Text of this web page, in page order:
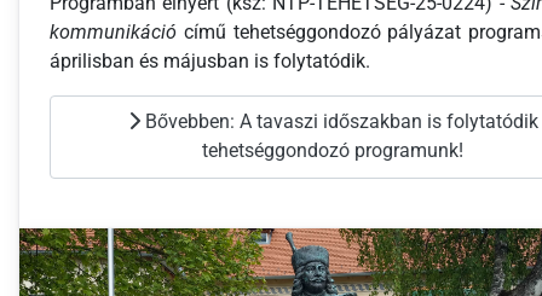
kommunikáció című tehetséggondozó pályázat
áprilisban és májusban is folytatódik.
Bővebben: A tavaszi időszakban is folytatódik
tehetséggondozó programunk!